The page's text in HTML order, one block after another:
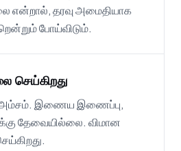
என்றால், தரவு அமைதியாக
போய்விடும்.
செய்கிறது
அம்சம். இணைய இணைப்பு,
தேவையில்லை. விமான